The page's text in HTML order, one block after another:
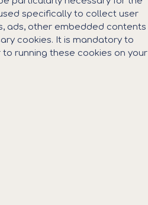
specifically to collect user
ads, other embedded contents
cookies. It is mandatory to
running these cookies on your